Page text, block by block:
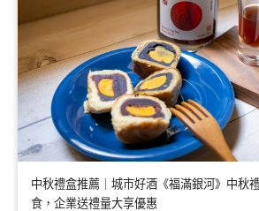
中秋禮盒推薦｜城市好酒《福滿銀河》中秋
食，企業送禮量大享優惠